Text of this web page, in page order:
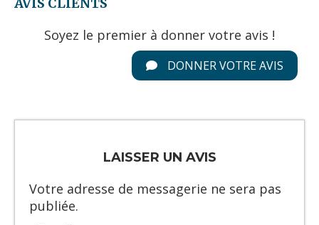
AVIS CLIENTS
Soyez le premier à donner votre avis !
DONNER VOTRE AVIS
LAISSER UN AVIS
Votre adresse de messagerie ne sera pas
publiée.